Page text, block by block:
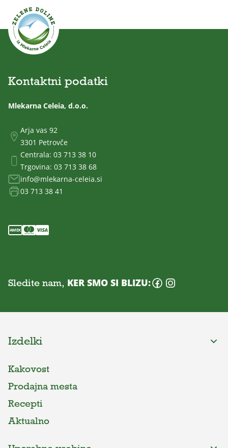
Kontaktni podatki
Mlekarna Celeia, d.o.o.
Arja vas 92
3301 Petrovče
Centrala: 03 713 38 10
Trgovina: 03 713 38 68
info@mlekarna-celeia.si
03 713 38 41
Sledite nam, KER SMO SI BLIZU:
Izdelki
Kakovost
Prodajna mesta
Recepti
Aktualno